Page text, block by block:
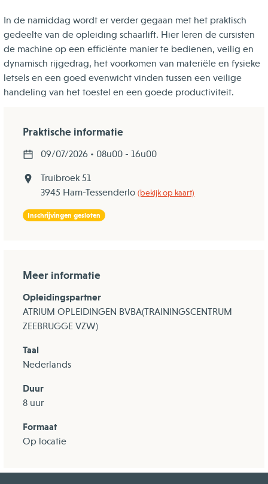
In de namiddag wordt er verder gegaan met het praktisch
gedeelte van de opleiding schaarlift. Hier leren de cursisten
de machine op een efficiënte manier te bedienen, veilig en
dynamisch rijgedrag, het voorkomen van materiële en fysieke
letsels en een goed evenwicht vinden tussen een veilige
handeling van het toestel en een goede productiviteit.
Praktische informatie
09/07/2026 • 08u00 - 16u00
Truibroek 51
3945 Ham-Tessenderlo (bekijk op kaart)
Inschrijvingen gesloten
Meer informatie
Opleidingspartner
ATRIUM OPLEIDINGEN BVBA(TRAININGSCENTRUM
ZEEBRUGGE VZW)
Taal
Nederlands
Duur
8 uur
Formaat
Op locatie